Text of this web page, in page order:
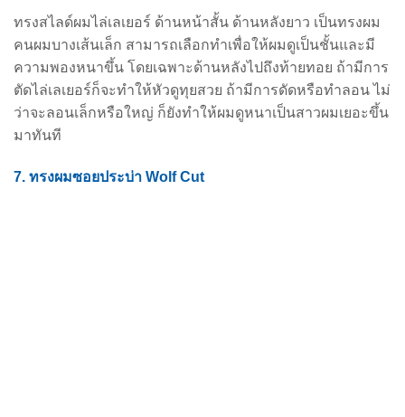
ทรงสไลด์ผมไล่เลเยอร์ ด้านหน้าสั้น ด้านหลังยาว เป็นทรงผม
คนผมบางเส้นเล็ก สามารถเลือกทำเพื่อให้ผมดูเป็นชั้นและมี
ความพองหนาขึ้น โดยเฉพาะด้านหลังไปถึงท้ายทอย ถ้ามีการ
ตัดไล่เลเยอร์ก็จะทำให้หัวดูทุยสวย ถ้ามีการดัดหรือทำลอน ไม่
ว่าจะลอนเล็กหรือใหญ่ ก็ยังทำให้ผมดูหนาเป็นสาวผมเยอะขึ้น
มาทันที
7. ทรงผมซอยประบ่า Wolf Cut